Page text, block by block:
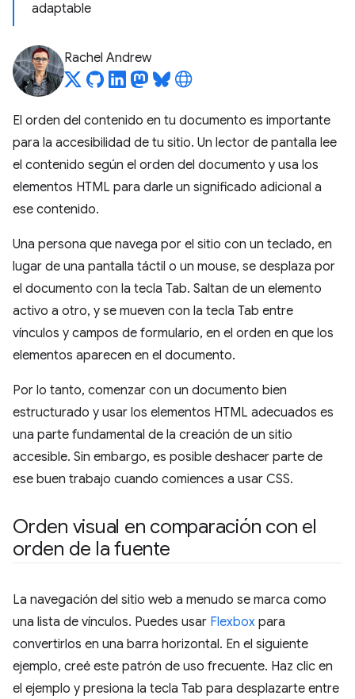
adaptable
Rachel Andrew
El orden del contenido en tu documento es importante
para la accesibilidad de tu sitio. Un lector de pantalla lee
el contenido según el orden del documento y usa los
elementos HTML para darle un significado adicional a
ese contenido.
Una persona que navega por el sitio con un teclado, en
lugar de una pantalla táctil o un mouse, se desplaza por
el documento con la tecla Tab. Saltan de un elemento
activo a otro, y se mueven con la tecla Tab entre
vínculos y campos de formulario, en el orden en que los
elementos aparecen en el documento.
Por lo tanto, comenzar con un documento bien
estructurado y usar los elementos HTML adecuados es
una parte fundamental de la creación de un sitio
accesible. Sin embargo, es posible deshacer parte de
ese buen trabajo cuando comiences a usar CSS.
Orden visual en comparación con el
orden de la fuente
La navegación del sitio web a menudo se marca como
una lista de vínculos. Puedes usar Flexbox para
convertirlos en una barra horizontal. En el siguiente
ejemplo, creé este patrón de uso frecuente. Haz clic en
el ejemplo y presiona la tecla Tab para desplazarte entre